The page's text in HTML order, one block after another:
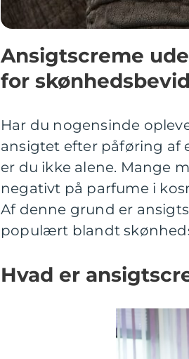
Ansigtscreme
for
Har du nogensinde
ansigtet efter påføring af
er du ikke alene. Mange
negativt på parfume i
Af denne grund er
populært blandt
Hvad er